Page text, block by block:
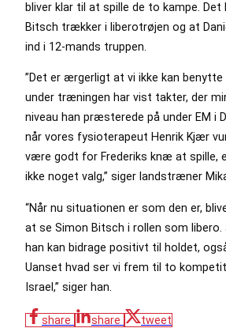
bliver klar til at spille de to kampe.
Bitsch trækker i liberotrøjen og at
ind i 12-mands truppen.
”Det er ærgerligt at vi ikke kan benytte
under træningen har vist takter, der
niveau han præsterede på under EM i
når vores fysioterapeut Henrik Kjær
være godt for Frederiks knæ at spille,
ikke noget valg,” siger landstræner
“Når nu situationen er som den er,
at se Simon Bitsch i rollen som libero.
han kan bidrage positivt til holdet,
Uanset hvad ser vi frem til to
Israel,” siger han.
share share
tweet